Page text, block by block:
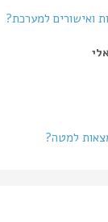
ואישורים למערכת?
למטה?